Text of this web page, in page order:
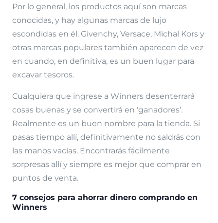
Por lo general, los productos aquí son marcas
conocidas, y hay algunas marcas de lujo
escondidas en él. Givenchy, Versace, Michal Kors y
otras marcas populares también aparecen de vez
en cuando, en definitiva, es un buen lugar para
excavar tesoros.
Cualquiera que ingrese a Winners desenterrará
cosas buenas y se convertirá en ‘ganadores’.
Realmente es un buen nombre para la tienda. Si
pasas tiempo allí, definitivamente no saldrás con
las manos vacías. Encontrarás fácilmente
sorpresas allí y siempre es mejor que comprar en
puntos de venta.
7 consejos para ahorrar dinero comprando en
Winners